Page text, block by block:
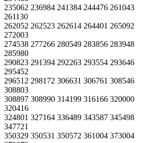
235062 236984 241384 244476 261043
261130
262052 262523 262614 264401 265092
272003
274538 277266 280549 283856 283948
285980
290823 291394 292263 293554 293646
295452
296512 298172 306631 306761 308546
308803
308897 308990 314199 316166 320000
320416
324801 327164 336489 343587 345498
347721
350329 350531 350572 361004 373004